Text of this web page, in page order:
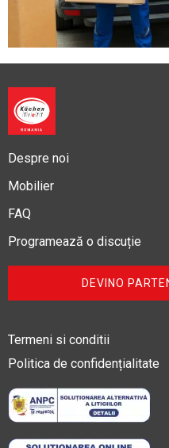
Despre noi
Mobilier
FAQ
Programează o discuție
DEVINO
Termeni si conditii
Politica de confidențialitate